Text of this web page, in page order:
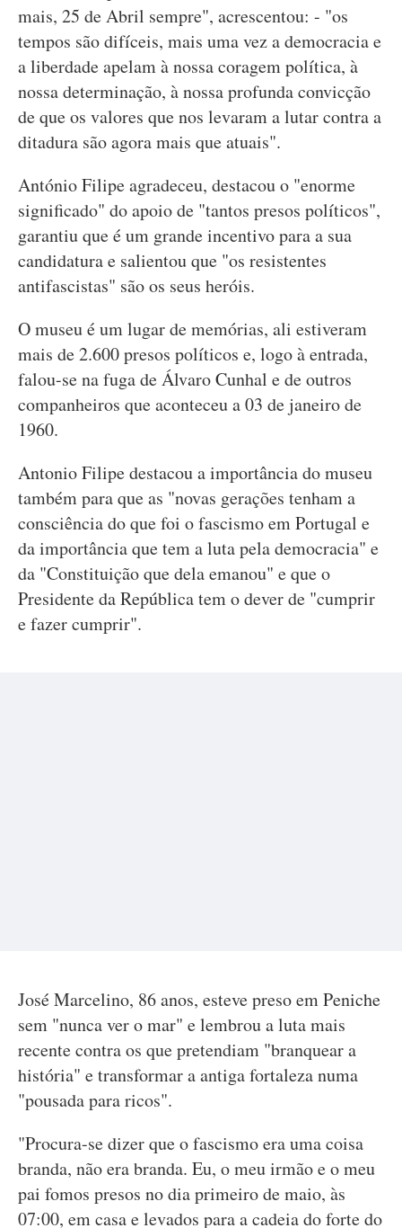
mais, 25 de Abril sempre", acrescentou: - "os
tempos são difíceis, mais uma vez a democracia e
a liberdade apelam à nossa coragem política, à
nossa determinação, à nossa profunda convicção
de que os valores que nos levaram a lutar contra a
ditadura são agora mais que atuais".
António Filipe agradeceu, destacou o "enorme
significado" do apoio de "tantos presos políticos",
garantiu que é um grande incentivo para a sua
candidatura e salientou que "os resistentes
antifascistas" são os seus heróis.
O museu é um lugar de memórias, ali estiveram
mais de 2.600 presos políticos e, logo à entrada,
falou-se na fuga de Álvaro Cunhal e de outros
companheiros que aconteceu a 03 de janeiro de
1960.
Antonio Filipe destacou a importância do museu
também para que as "novas gerações tenham a
consciência do que foi o fascismo em Portugal e
da importância que tem a luta pela democracia" e
da "Constituição que dela emanou" e que o
Presidente da República tem o dever de "cumprir
e fazer cumprir".
José Marcelino, 86 anos, esteve preso em Peniche
sem "nunca ver o mar" e lembrou a luta mais
recente contra os que pretendiam "branquear a
história" e transformar a antiga fortaleza numa
"pousada para ricos".
"Procura-se dizer que o fascismo era uma coisa
branda, não era branda. Eu, o meu irmão e o meu
pai fomos presos no dia primeiro de maio, às
07:00, em casa e levados para a cadeia do forte do